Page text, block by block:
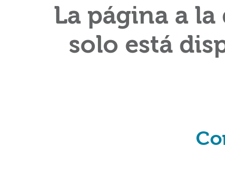
La página a la
solo está